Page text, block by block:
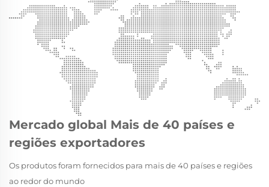
Mercado global Mais de 40 países e
regiões exportadores
Os produtos foram fornecidos para mais de 40 países e regiões
ao redor do mundo